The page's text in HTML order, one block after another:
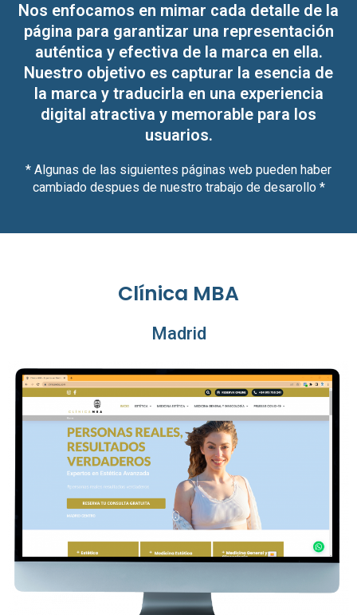
Nos enfocamos en mimar cada detalle de la
página para garantizar una representación
auténtica y efectiva de la marca en ella.
Nuestro objetivo es capturar la esencia de
la marca y traducirla en una experiencia
digital atractiva y memorable para los
usuarios.
* Algunas de las siguientes páginas web pueden haber
cambiado despues de nuestro trabajo de desarollo *
Clínica MBA
Madrid